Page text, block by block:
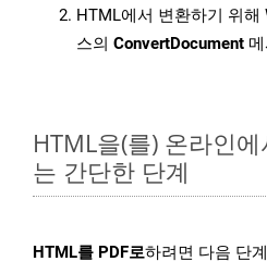
HTML에서 변환하기 위
스의 ConvertDocument
HTML을(를) 온라인
는 간단한 단계
HTML를 PDF로하려면 다음 단